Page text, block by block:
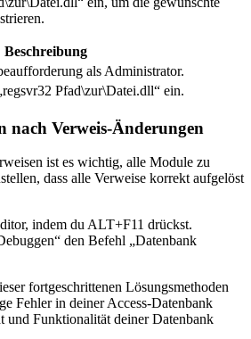
Beschreibung
als Administrator.
Pfad\zur\Datei.dll“ ein.
nach Verweis-Änderungen
ist es wichtig, alle Module zu
dass alle Verweise korrekt aufgelöst
indem du ALT+F11 drückst.
den Befehl „Datenbank
fortgeschrittenen Lösungsmethoden
Fehler in deiner Access-Datenbank
und Funktionalität deiner Datenbank